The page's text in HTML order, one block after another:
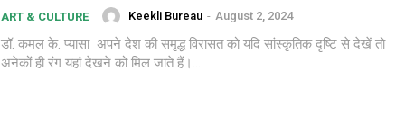
ART & CULTURE Keekli Bureau - August 2, 2024
डॉ. कमल के. प्यासा अपने देश की समृद्ध विरासत को यदि सांस्कृतिक दृष्टि से देखें तो
अनेकों ही रंग यहां देखने को मिल जाते हैं।...